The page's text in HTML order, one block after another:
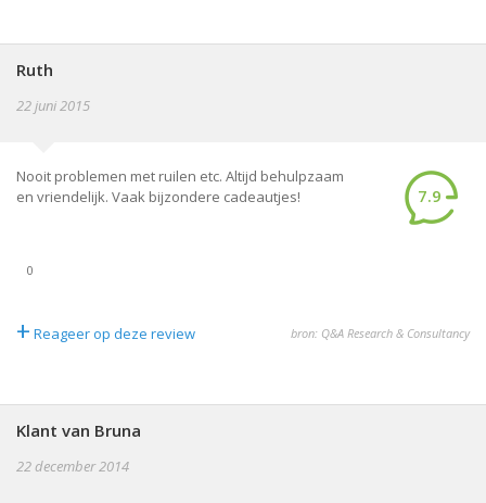
Ruth
22 juni 2015
Nooit problemen met ruilen etc. Altijd behulpzaam
en vriendelijk. Vaak bijzondere cadeautjes!
7.9
0
+ Reageer op deze review bron: Q&A Research & Consultancy
Klant van Bruna
22 december 2014